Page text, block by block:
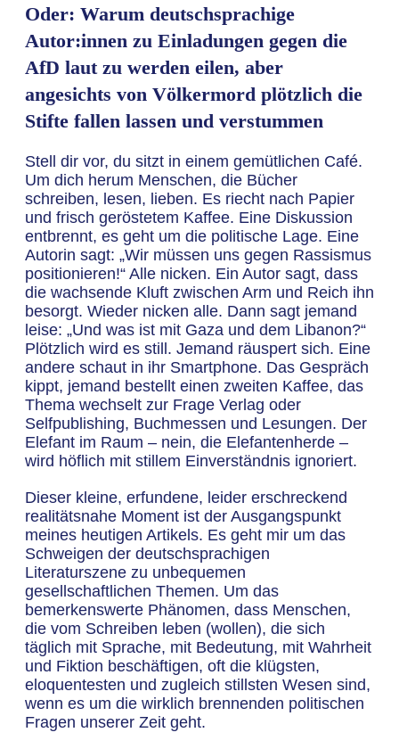
Oder: Warum deutschsprachige
Autor:innen zu Einladungen gegen die
AfD laut zu werden eilen, aber
angesichts von Völkermord plötzlich die
Stifte fallen lassen und verstummen
Stell dir vor, du sitzt in einem gemütlichen Café.
Um dich herum Menschen, die Bücher
schreiben, lesen, lieben. Es riecht nach Papier
und frisch geröstetem Kaffee. Eine Diskussion
entbrennt, es geht um die politische Lage. Eine
Autorin sagt: „Wir müssen uns gegen Rassismus
positionieren!“ Alle nicken. Ein Autor sagt, dass
die wachsende Kluft zwischen Arm und Reich ihn
besorgt. Wieder nicken alle. Dann sagt jemand
leise: „Und was ist mit Gaza und dem Libanon?“
Plötzlich wird es still. Jemand räuspert sich. Eine
andere schaut in ihr Smartphone. Das Gespräch
kippt, jemand bestellt einen zweiten Kaffee, das
Thema wechselt zur Frage Verlag oder
Selfpublishing, Buchmessen und Lesungen. Der
Elefant im Raum – nein, die Elefantenherde –
wird höflich mit stillem Einverständnis ignoriert.
Dieser kleine, erfundene, leider erschreckend
realitätsnahe Moment ist der Ausgangspunkt
meines heutigen Artikels. Es geht mir um das
Schweigen der deutschsprachigen
Literaturszene zu unbequemen
gesellschaftlichen Themen. Um das
bemerkenswerte Phänomen, dass Menschen,
die vom Schreiben leben (wollen), die sich
täglich mit Sprache, mit Bedeutung, mit Wahrheit
und Fiktion beschäftigen, oft die klügsten,
eloquentesten und zugleich stillsten Wesen sind,
wenn es um die wirklich brennenden politischen
Fragen unserer Zeit geht.